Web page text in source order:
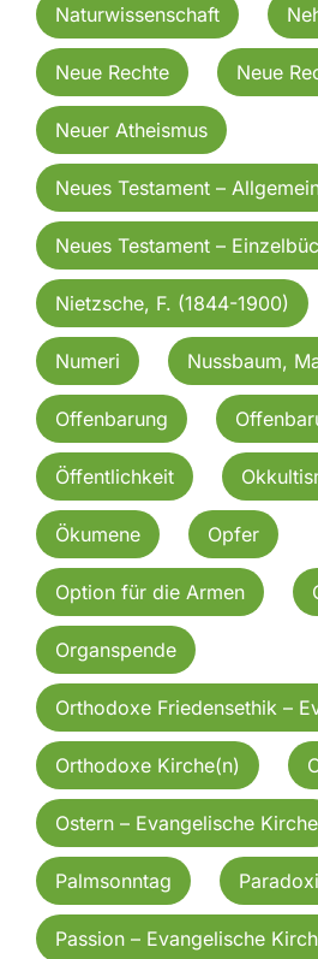
Naturwissenschaft
Neue Rechte Neue
Neuer Atheismus
Neues Testament –
Neues Testament –
Nietzsche, F. (1844-1900)
Numeri Nussbaum,
Offenbarung
Öffentlichkeit
Ökumene Opfer
Option für die Armen
Organspende
Orthodoxe Friedensethik –
Orthodoxe Kirche(n)
Ostern – Evangelische Kirche
Palmsonntag
Passion – Evangelische